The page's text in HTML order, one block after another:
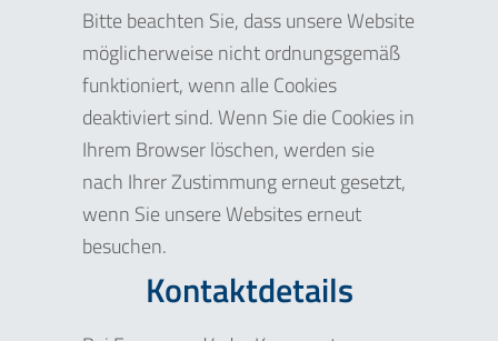
Bitte beachten Sie, dass unsere Website
möglicherweise nicht ordnungsgemäß
funktioniert, wenn alle Cookies
deaktiviert sind. Wenn Sie die Cookies in
Ihrem Browser löschen, werden sie
nach Ihrer Zustimmung erneut gesetzt,
wenn Sie unsere Websites erneut
besuchen.
Kontaktdetails